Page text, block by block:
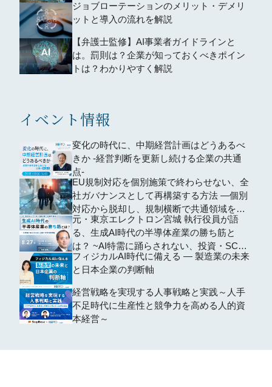
ジョブローテーションのメリット・デメリ
ットと導入の流れを解説
【弁護士監修】AI事業者ガイドラインと
は。罰則は？企業が知っておくべきポイン
トは？わかりやすく解説
イベント情報
変化の時代に、中期経営計画はどうあるべ
きか -経営判断を更新し続ける企業の共通
点-
EU規制対応を個別施策で終わらせない、全
社ガバナンスとして再構築する方法 ―個別
対応から脱却し、規制横断で共通領域を再
編するための全社設計―
元・東京エレクトロン宮城 執行役員が語
る、生成AI時代の半導体産業の勝ち筋と
は？ ~AI特需に踊らされない、投資・SCM
の判断軸~
フィジカルAI時代に備える ― 製造業の未来
と日本企業の判断軸
経営戦略を実現する人事戦略と実践～人手
不足時代に生産性と競争力を高める人的資
本経営～